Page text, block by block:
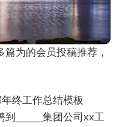
篇为的会员投稿推荐，
终工作总结模板
到_____集团公司xx工